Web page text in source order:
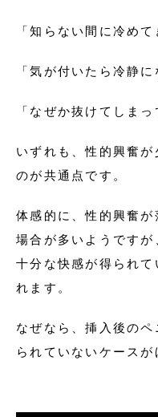
「知らない間に冷めて
「気が付いたら冷静
「なぜか抜けてしま
いずれも、性的興奮
のが共通点です。
体感的に、性的興奮
場合が多いようです
十分な快感が得られ
れます。
なぜなら、挿入後の
られていないケースが